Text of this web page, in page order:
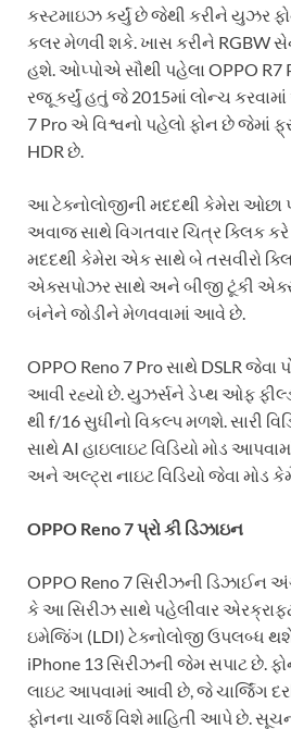
કસ્ટમાઇઝ કર્યું છે જેથી કરીને યુઝર
કલર મેળવી શકે. ખાસ કરીને RGBW
હશે. ઓપ્પોએ સૌથી પહેલા OPPO R7
રજૂ કર્યું હતું જે 2015માં લોન્ચ
7 Pro એ વિશ્વનો પહેલો ફોન છે જેમાં
HDR છે.
આ ટેક્નોલોજીની મદદથી કેમેરા ઓછા
અવાજ સાથે વિગતવાર ચિત્ર ક્લિક
મદદથી કેમેરા એક સાથે બે તસવીરો
એક્સપોઝર સાથે અને બીજી ટૂંકી
બંનેને જોડીને મેળવવામાં આવે છે.
OPPO Reno 7 Pro સાથે DSLR જેવા
આવી રહ્યો છે. યુઝર્સને ડેપ્થ ઓફ
થી f/16 સુધીનો વિકલ્પ મળશે. સારી
સાથે AI હાઇલાઇટ વિડિયો મોડ
અને અલ્ટ્રા નાઇટ વિડિયો જેવા મોડ
OPPO Reno7 પ્રો કી ડિઝાઇન
OPPO Reno 7 સિરીઝની ડિઝાઈન
કે આ સિરીઝ સાથે પહેલીવાર
ઇમેજિંગ (LDI) ટેક્નોલોજી ઉપલબ્ધ
iPhone 13 સિરીઝની જેમ સપાટ છે.
લાઇટ આપવામાં આવી છે, જે ચાર્જિંગ
ફોનના ચાર્જ વિશે માહિતી આપે છે.